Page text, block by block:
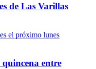
de Las Varillas
entre